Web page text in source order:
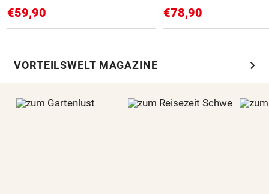
€59,90 €78,90
VORTEILSWELT MAGAZINE chevron_right